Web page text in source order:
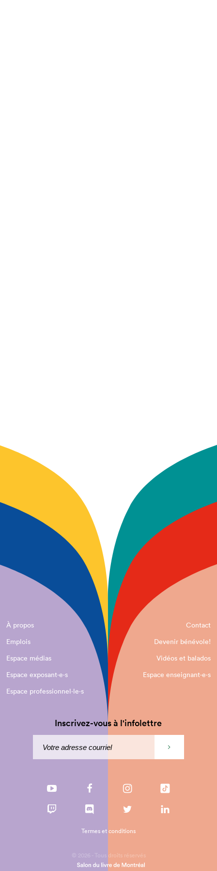
À propos
Contact
Emplois
Devenir bénévole!
Espace médias
Vidéos et balados
Espace exposant·e⋅s
Espace enseignant·e⋅s
Espace professionnel·le⋅s
Inscrivez-vous à l'infolettre
© 2026 - Tous droits réservés
Termes et conditions